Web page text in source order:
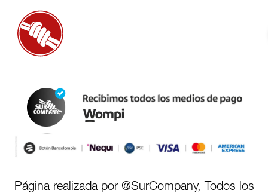
Página realizada por @SurCompany, Todos los